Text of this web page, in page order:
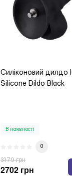
Силіконовий дилдо
Silicone Dildo Black
В наявності
0
3179 грн
2702 грн